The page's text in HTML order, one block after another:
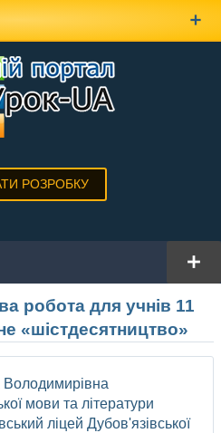
РОЗРОБКУ
робота для учнів 11
«шістдесятництво»
мови та літератури
ліцей Дубов'язівської